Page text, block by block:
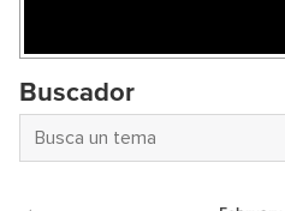
Buscador